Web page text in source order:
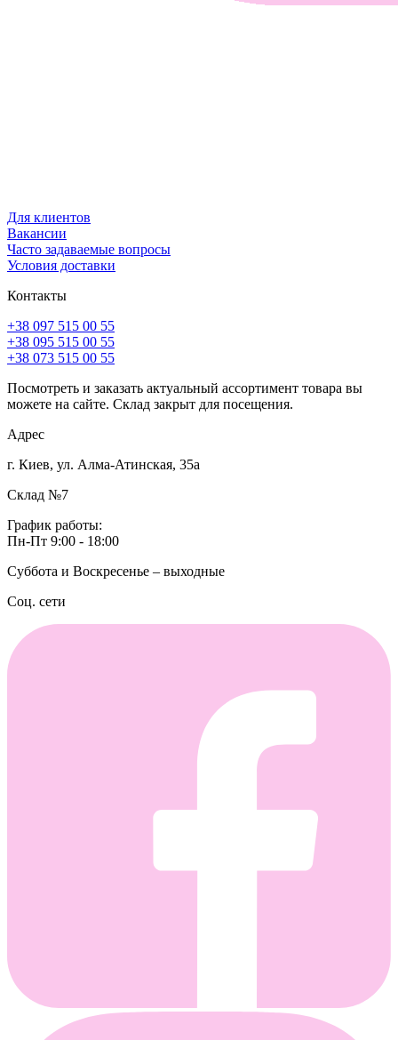
Для клиентов
Вакансии
Часто задаваемые вопросы
Условия доставки
Контакты
+38 097 515 00 55
+38 095 515 00 55
+38 073 515 00 55
Посмотреть и заказать актуальный ассортимент товара вы
можете на сайте. Склад закрыт для посещения.
Адрес
г. Киев, ул. Алма-Атинская, 35а
Склад №7
График работы:
Пн-Пт 9:00 - 18:00
Суббота и Воскресенье – выходные
Соц. сети